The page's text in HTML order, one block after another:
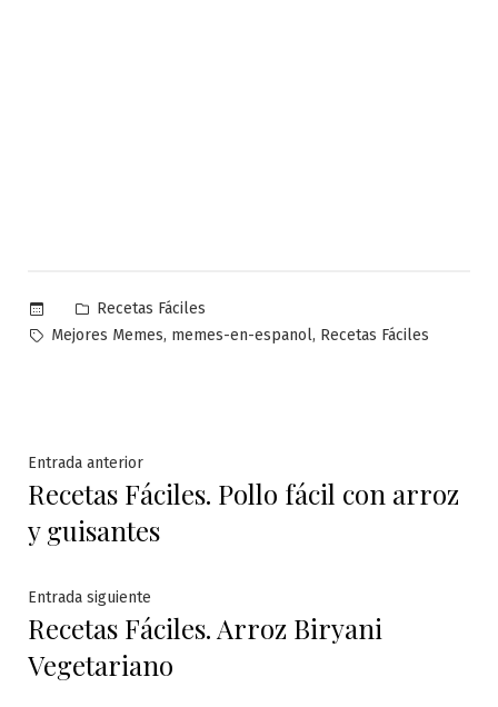
Publicado
en
Recetas Fáciles
Etiquetas:
Mejores Memes, memes-en-espanol, Recetas Fáciles
Navegación
de
entradas
Entrada anteriorEntrada
anterior:
Recetas Fáciles. Pollo fácil con arroz
y guisantes
Entrada siguiente
siguiente:
Recetas Fáciles. Arroz Biryani
Vegetariano